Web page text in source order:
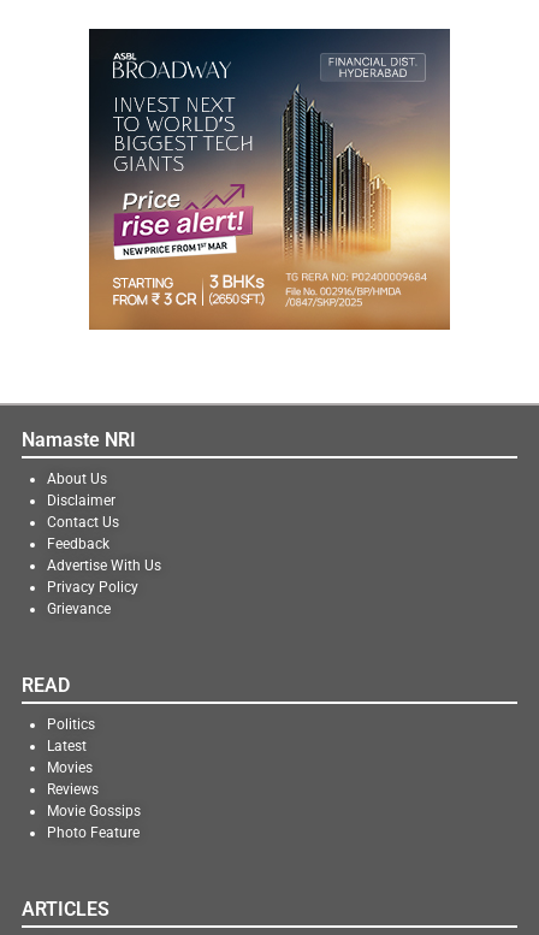
Namaste NRI
About Us
Disclaimer
Contact Us
Feedback
Advertise With Us
Privacy Policy
Grievance
READ
Politics
Latest
Movies
Reviews
Movie Gossips
Photo Feature
ARTICLES